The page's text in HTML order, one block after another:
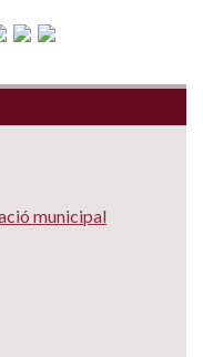
municipal